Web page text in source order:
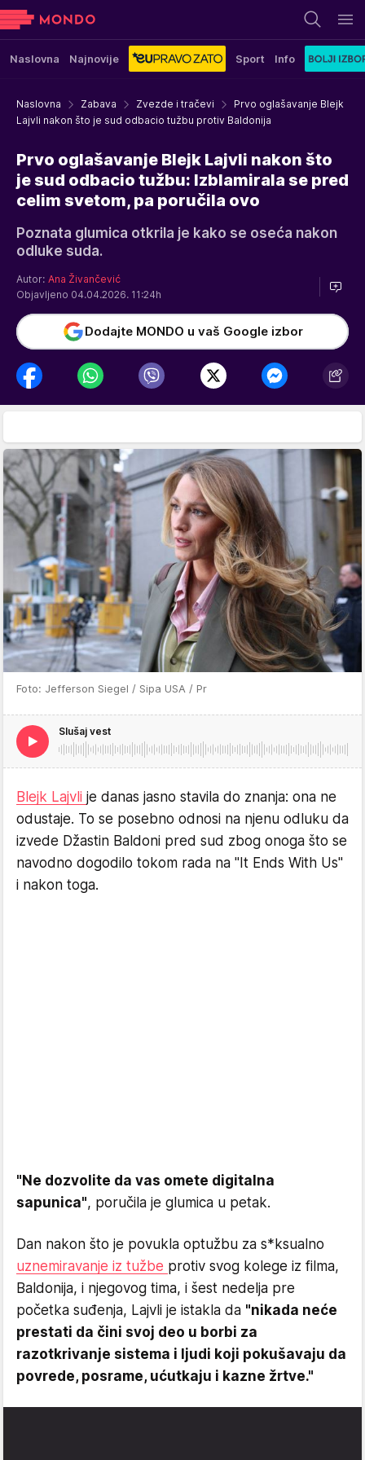
Naslovna Najnovije Sport Info
Naslovna Zabava Zvezde i tračevi
Prvo oglašavanje Blejk
Lajvli nakon što je sud odbacio tužbu protiv Baldonija
Prvo oglašavanje Blejk Lajvli nakon što
je sud odbacio tužbu: Izblamirala se pred
celim svetom, pa poručila ovo
Poznata glumica otkrila je kako se oseća nakon
odluke suda.
Autor: Ana Živančević
Objavljeno 04.04.2026. 11:24h
Dodajte MONDO u vaš Google izbor
Foto: Jefferson Siegel / Sipa USA / Pr
Slušaj vest
Blejk Lajvli je danas jasno stavila do znanja: ona ne
odustaje. To se posebno odnosi na njenu odluku da
izvede Džastin Baldoni pred sud zbog onoga što se
navodno dogodilo tokom rada na "It Ends With Us"
i nakon toga.
"Ne dozvolite da vas omete digitalna
sapunica", poručila je glumica u petak.
Dan nakon što je povukla optužbu za s*ksualno
uznemiravanje iz tužbe protiv svog kolege iz filma,
Baldonija, i njegovog tima, i šest nedelja pre
početka suđenja, Lajvli je istakla da "nikada neće
prestati da čini svoj deo u borbi za
razotkrivanje sistema i ljudi koji pokušavaju da
povrede, posrame, ućutkaju i kazne žrtve."